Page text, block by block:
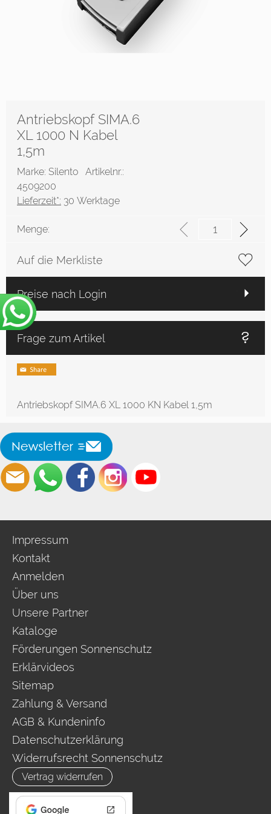
Antriebskopf SIMA.6
XL 1000 N Kabel
1,5m
Marke: Silento Artikelnr.:
4509200
Lieferzeit*: 30 Werktage
Menge:
Auf die Merkliste
Preise nach Login
Frage zum Artikel
Antriebskopf SIMA.6 XL 1000 KN Kabel 1,5m
Impressum
Kontakt
Anmelden
Über uns
Unsere Partner
Kataloge
Förderungen Sonnenschutz
Erklärvideos
Sitemap
Zahlung & Versand
AGB & Kundeninfo
Datenschutzerklärung
Widerrufsrecht Sonnenschutz
Vertrag widerrufen